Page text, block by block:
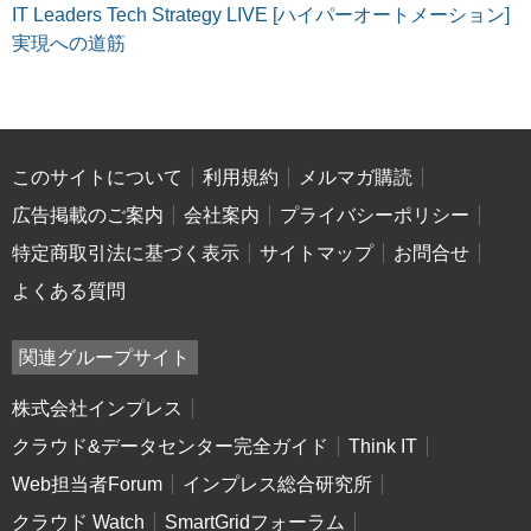
IT Leaders Tech Strategy LIVE [ハイパーオートメーション]
実現への道筋
このサイトについて 利用規約
メルマガ購読
広告掲載のご案内
会社案内
プライバシーポリシー
特定商取引法に基づく表示
サイトマップ
お問合せ
よくある質問
関連グループサイト
株式会社インプレス
クラウド&データセンター完全ガイド
Think IT
Web担当者Forum
インプレス総合研究所
クラウド Watch
SmartGridフォーラム